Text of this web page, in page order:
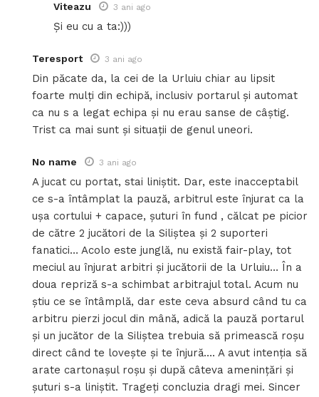
Viteazu 3 ani ago
Și eu cu a ta:)))
Teresport 3 ani ago
Din păcate da, la cei de la Urluiu chiar au lipsit
foarte mulți din echipă, inclusiv portarul și automat
ca nu s a legat echipa și nu erau sanse de câștig.
Trist ca mai sunt și situații de genul uneori.
No name 3 ani ago
A jucat cu portat, stai liniștit. Dar, este inacceptabil
ce s-a întâmplat la pauză, arbitrul este înjurat ca la
ușa cortului + capace, șuturi în fund , călcat pe picior
de către 2 jucători de la Siliștea și 2 suporteri
fanatici… Acolo este junglă, nu există fair-play, tot
meciul au înjurat arbitri și jucătorii de la Urluiu… În a
doua repriză s-a schimbat arbitrajul total. Acum nu
știu ce se întâmplă, dar este ceva absurd când tu ca
arbitru pierzi jocul din mână, adică la pauză portarul
și un jucător de la Siliștea trebuia să primească roșu
direct când te lovește și te înjură…. A avut intenția să
arate cartonașul roșu și după câteva amenințări și
șuturi s-a liniștit. Trageți concluzia dragi mei. Sincer